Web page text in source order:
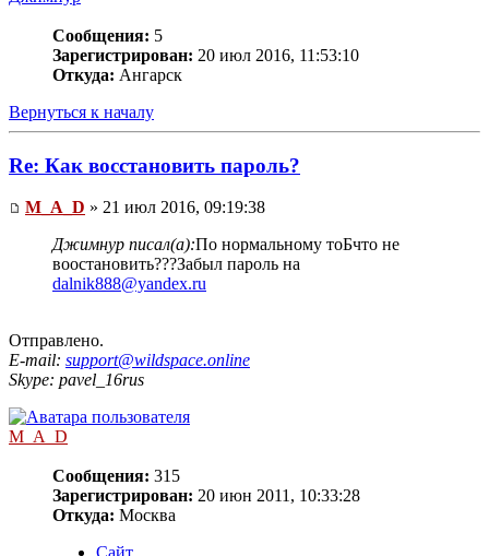
Сообщения: 5
Зарегистрирован: 20 июл 2016, 11:53:10
Откуда: Ангарск
Вернуться к началу
Re: Как восстановить пароль?
M_A_D » 21 июл 2016, 09:19:38
Джимнур писал(а):По нормальному тоБчто не
воостановить???Забыл пароль на
dalnik888@yandex.ru
Отправлено.
E-mail: support@wildspace.online
Skype: pavel_16rus
M_A_D
Сообщения: 315
Зарегистрирован: 20 июн 2011, 10:33:28
Откуда: Москва